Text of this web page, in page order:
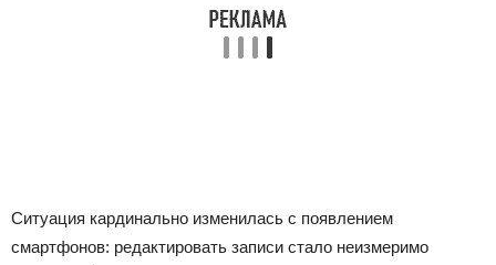
Ситуация кардинально изменилась с появлением
смартфонов: редактировать записи стало неизмеримо